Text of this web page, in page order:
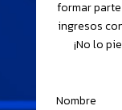
formar
ingresos
¡No lo
Nombre